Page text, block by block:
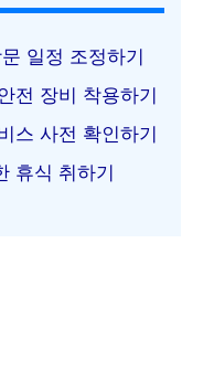
일정 조정하기
전 장비 착용하기
스 사전 확인하기
휴식 취하기